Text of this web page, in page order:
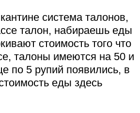
система талонов,
талон, набираешь еды
стоимость того что
талоны имеются на 50 и
по 5 рупий появились, в
еды здесь